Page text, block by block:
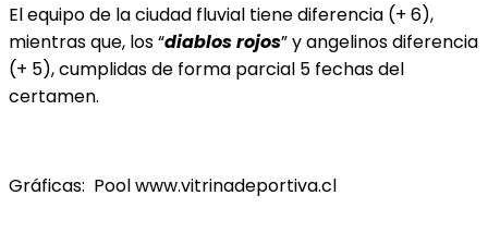
El equipo de la ciudad fluvial tiene diferencia (+ 6),
mientras que, los “diablos rojos” y angelinos diferencia
(+ 5), cumplidas de forma parcial 5 fechas del
certamen.
Gráficas: Pool www.vitrinadeportiva.cl